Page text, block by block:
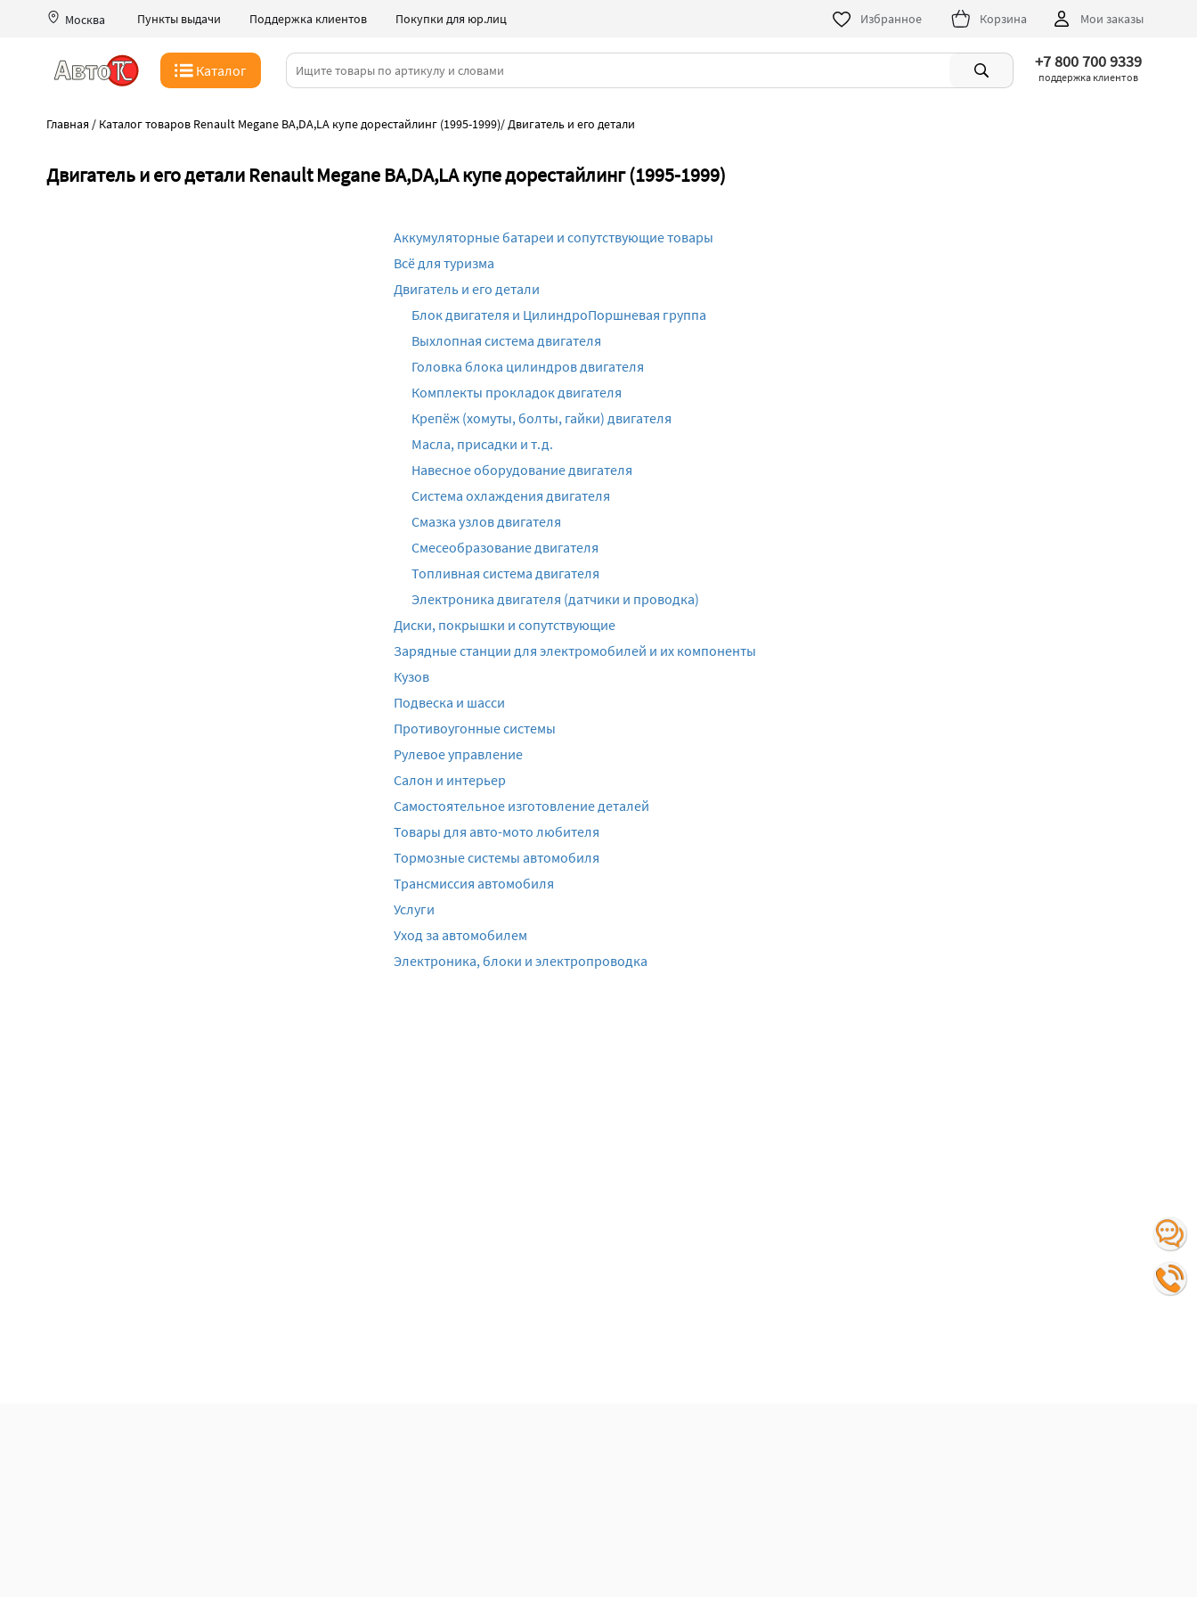
Москва Пункты выдачи Поддержка клиентов Покупки для юр.лиц Избранное Корзина Мои заказы
Каталог +7 800 700 9339
поддержка клиентов
Главная / Каталог товаров Renault Megane BA,DA,LA купе дорестайлинг (1995-1999)/Двигатель и его детали
Двигатель и его детали Renault Megane BA,DA,LA купе дорестайлинг (1995-1999)
Аккумуляторные батареи и сопутствующие товары
Всё для туризма
Двигатель и его детали
Блок двигателя и ЦилиндроПоршневая группа
Выхлопная система двигателя
Головка блока цилиндров двигателя
Комплекты прокладок двигателя
Крепёж (хомуты, болты, гайки) двигателя
Масла, присадки и т.д.
Навесное оборудование двигателя
Система охлаждения двигателя
Смазка узлов двигателя
Смесеобразование двигателя
Топливная система двигателя
Электроника двигателя (датчики и проводка)
Диски, покрышки и сопутствующие
Зарядные станции для электромобилей и их компоненты
Кузов
Подвеска и шасси
Противоугонные системы
Рулевое управление
Салон и интерьер
Самостоятельное изготовление деталей
Товары для авто-мото любителя
Тормозные системы автомобиля
Трансмиссия автомобиля
Услуги
Уход за автомобилем
Электроника, блоки и электропроводка